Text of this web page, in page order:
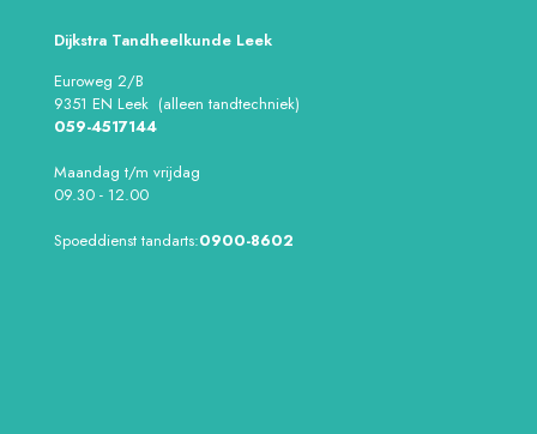
Dijkstra Tandheelkunde Leek
Euroweg 2/B
9351 EN Leek (alleen tandtechniek)
059-4517144
Maandag t/m vrijdag
09.30 - 12.00
Spoeddienst tandarts:0900-8602